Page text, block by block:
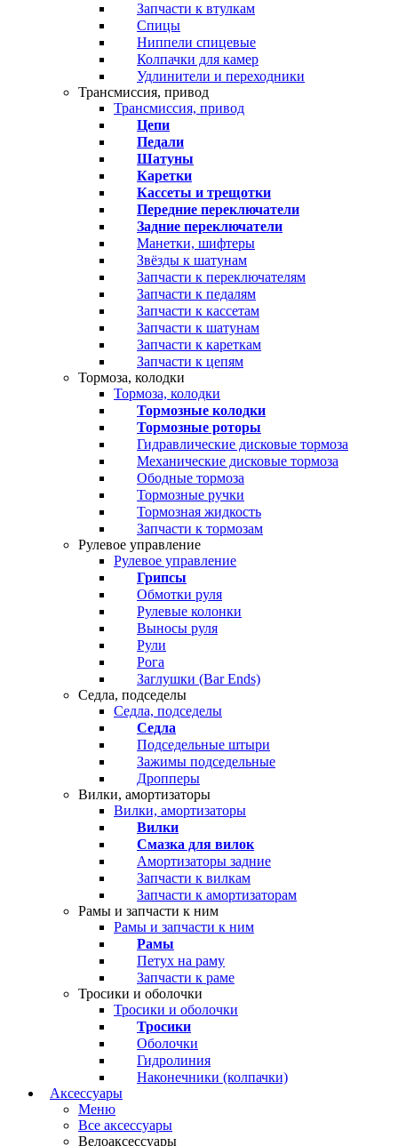
Запчасти к втулкам
Спицы
Ниппели спицевые
Колпачки для камер
Удлинители и переходники
Трансмиссия, привод
Трансмиссия, привод
Цепи
Педали
Шатуны
Каретки
Кассеты и трещотки
Передние переключатели
Задние переключатели
Манетки, шифтеры
Звёзды к шатунам
Запчасти к переключателям
Запчасти к педалям
Запчасти к кассетам
Запчасти к шатунам
Запчасти к кареткам
Запчасти к цепям
Тормоза, колодки
Тормоза, колодки
Тормозные колодки
Тормозные роторы
Гидравлические дисковые тормоза
Механические дисковые тормоза
Ободные тормоза
Тормозные ручки
Тормозная жидкость
Запчасти к тормозам
Рулевое управление
Рулевое управление
Грипсы
Обмотки руля
Рулевые колонки
Выносы руля
Рули
Рога
Заглушки (Bar Ends)
Седла, подседелы
Седла, подседелы
Седла
Подседельные штыри
Зажимы подседельные
Дропперы
Вилки, амортизаторы
Вилки, амортизаторы
Вилки
Смазка для вилок
Амортизаторы задние
Запчасти к вилкам
Запчасти к амортизаторам
Рамы и запчасти к ним
Рамы и запчасти к ним
Рамы
Петух на раму
Запчасти к раме
Тросики и оболочки
Тросики и оболочки
Тросики
Оболочки
Гидролиния
Наконечники (колпачки)
Аксессуары
Меню
Все аксессуары
Велоаксессуары